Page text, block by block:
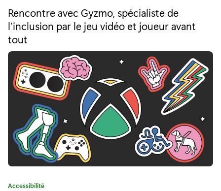
r
t
n
c
e
d
e
a
t
é
g
o
Rencontre avec Gyzmo, spécialiste de
l’inclusion par le jeu vidéo et joueur avant
tout
C
Accessibilité